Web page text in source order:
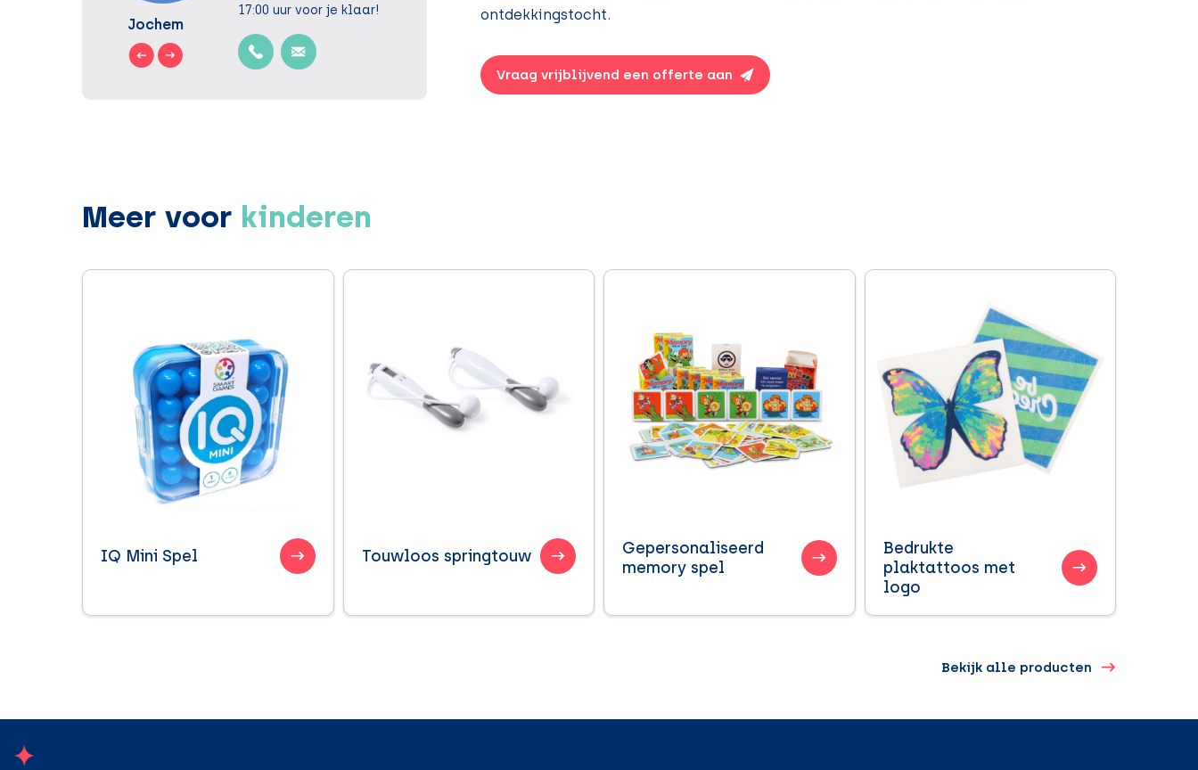
Jochem
17:00 uur voor je klaar!
ontdekkingstocht.
Vraag vrijblijvend een offerte aan
Meer voor kinderen
IQ Mini Spel Touwloos springtouw
Gepersonaliseerd
memory spel
Bedrukte
plaktattoos met
logo
Bekijk alle producten
;